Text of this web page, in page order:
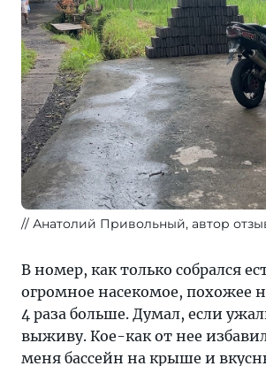
Анатолий Привольный, автор
В номер, как только собрался
огромное насекомое, похожее
4 раза больше. Думал, если
выживу. Кое-как от нее
меня бассейн на крыше и